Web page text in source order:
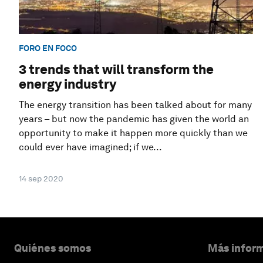
FORO EN FOCO
3 trends that will transform the
energy industry
The energy transition has been talked about for many
years – but now the pandemic has given the world an
opportunity to make it happen more quickly than we
could ever have imagined; if we...
14 sep 2020
Quiénes somos Más